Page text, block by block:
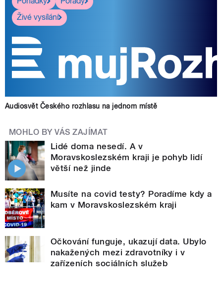
Živé vysílání
Audiosvět Českého rozhlasu na jednom místě
MOHLO BY VÁS ZAJÍMAT
Lidé doma nesedí. A v
Moravskoslezském kraji je pohyb lidí
větší než jinde
Musíte na covid testy? Poradíme kdy a
kam v Moravskoslezském kraji
Očkování funguje, ukazují data. Ubylo
nakažených mezi zdravotníky i v
zařízeních sociálních služeb